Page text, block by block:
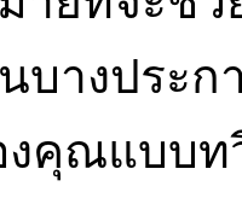
บางประ
คุณแบบ